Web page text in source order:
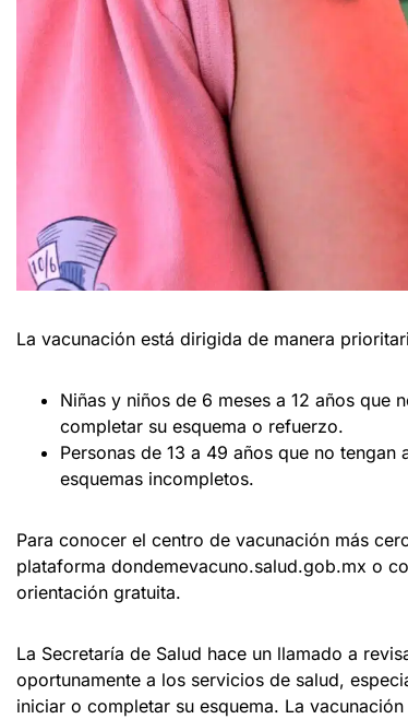
La vacunación está dirigida de manera
Niñas y niños de 6 meses a 12 años que
completar su esquema o refuerzo.
Personas de 13 a 49 años que no tengan
esquemas incompletos.
Para conocer el centro de vacunación más
plataforma dondemevacuno.salud.gob.mx o
orientación gratuita.
La Secretaría de Salud hace un llamado a
oportunamente a los servicios de salud,
iniciar o completar su esquema. La